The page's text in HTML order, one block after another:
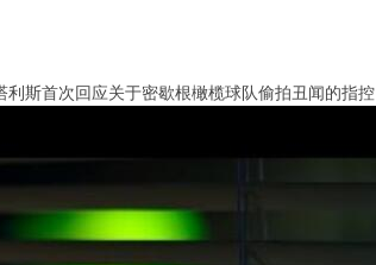
利斯首次回应关于密歇根橄榄球队偷拍丑闻的指控